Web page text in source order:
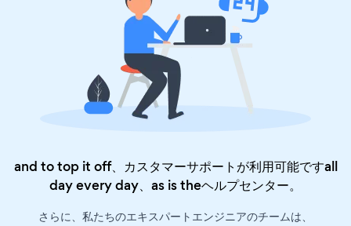
and to top it off、カスタマーサポートが利用可能ですall
day every day、as is theヘルプセンター。
さらに、私たちのエキスパートエンジニアのチームは、